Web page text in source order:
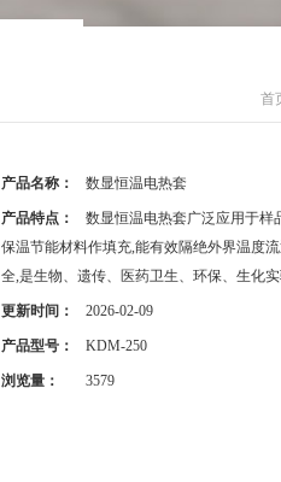
首
产品名称： 数显恒温电热套
产品特点：
数显恒温电热套广泛应用于样
保温节能材料作填充,能有效隔绝外界温度
全,是生物、遗传、医药卫生、环保、生化
更新时间： 2026-02-09
产品型号： KDM-250
浏览量： 3579